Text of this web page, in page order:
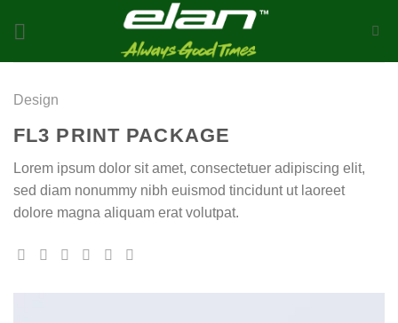
Design
FL3 PRINT PACKAGE
Lorem ipsum dolor sit amet, consectetuer adipiscing elit,
sed diam nonummy nibh euismod tincidunt ut laoreet
dolore magna aliquam erat volutpat.